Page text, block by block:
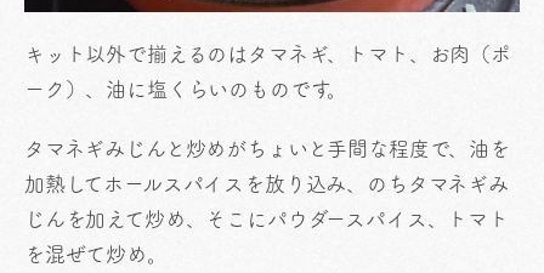
キット以外で揃えるのはタマネギ、トマト、お肉（ポ
ーク）、油に塩くらいのものです。
タマネギみじんと炒めがちょいと手間な程度で、油を
加熱してホールスパイスを放り込み、のちタマネギみ
じんを加えて炒め、そこにパウダースパイス、トマト
を混ぜて炒め。